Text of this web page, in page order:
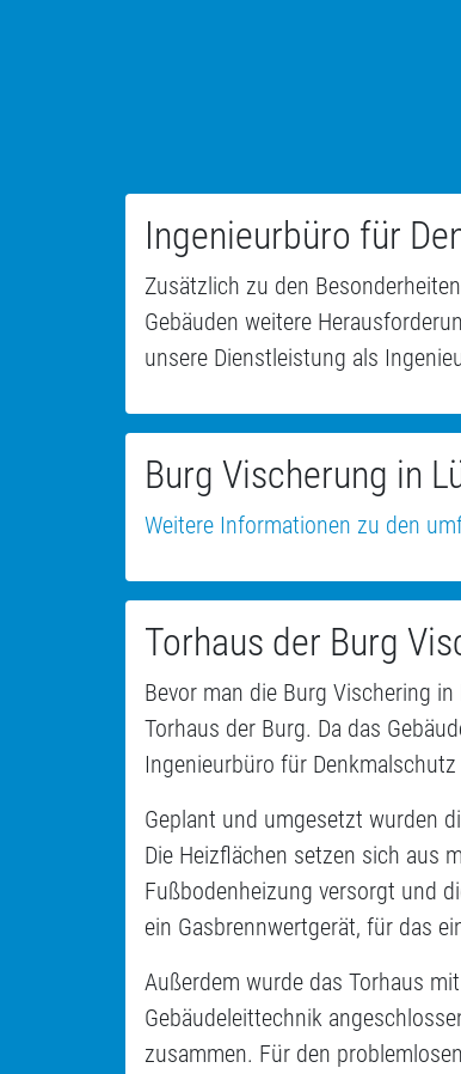
Ingenieurbüro für
Zusätzlich zu den
Gebäuden weitere
unsere Dienstleistung als
Burg Vischerung in
Weitere Informationen zu den
Torhaus der Burg
Bevor man die Burg Vischering
Torhaus der Burg. Da das
Ingenieurbüro für
Geplant und umgesetzt wurden
Die Heizflächen setzen sich aus
Fußbodenheizung versorgt und
ein Gasbrennwertgerät, für das
Außerdem wurde das Torhaus
Gebäudeleittechnik
zusammen. Für den